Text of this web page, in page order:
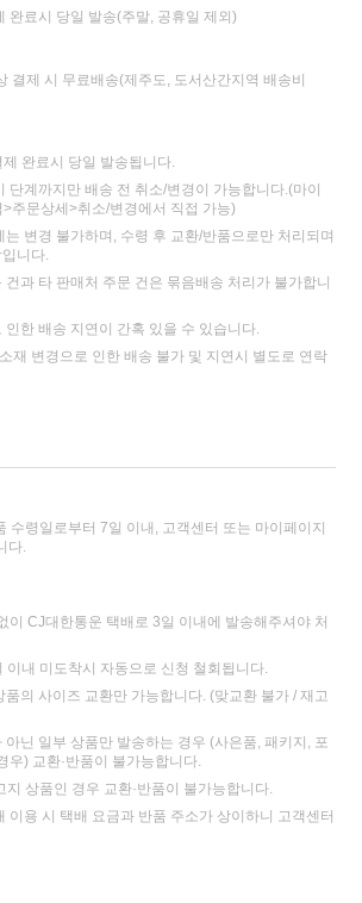
완료시 당일 발송(주말, 공휴일 제외)
결제 시 무료배송(제주도, 도서산간지역 배송비
완료시 당일 발송됩니다.
단계까지만 배송 전 취소/변경이 가능합니다.(마이
주문상세>취소/변경에서 직접 가능)
변경 불가하며, 수령 후 교환/반품으로만 처리되며
니다.
건과 타 판매처 주문 건은 묶음배송 처리가 불가합니
한 배송 지연이 간혹 있을 수 있습니다.
재 변경으로 인한 배송 불가 및 지연시 별도로 연락
수령일로부터 7일 이내, 고객센터 또는 마이페이지
다.
이 CJ대한통운 택배로 3일 이내에 발송해주셔야 처
이내 미도착시 자동으로 신청 철회됩니다.
품의 사이즈 교환만 가능합니다. (맞교환 불가 / 재고
아닌 일부 상품만 발송하는 경우 (사은품, 패키지, 포
우) 교환·반품이 불가능합니다.
지 상품인 경우 교환·반품이 불가능합니다.
이용 시 택배 요금과 반품 주소가 상이하니 고객센터